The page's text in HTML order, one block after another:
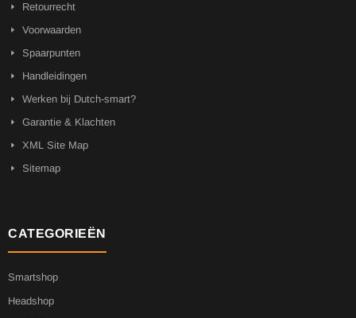
Retourrecht
Voorwaarden
Spaarpunten
Handleidingen
Werken bij Dutch-smart?
Garantie & Klachten
XML Site Map
Sitemap
CATEGORIEËN
Smartshop
Headshop